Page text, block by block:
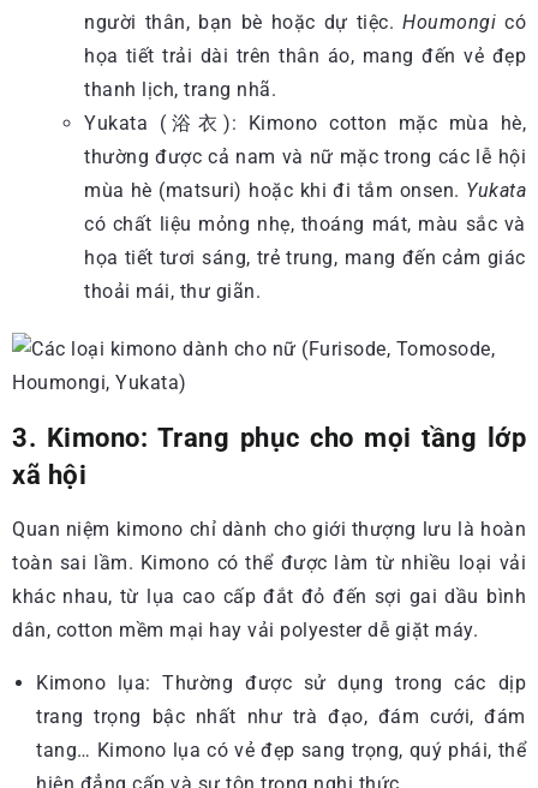
người thân, bạn bè hoặc dự tiệc. Houmongi có
họa tiết trải dài trên thân áo, mang đến vẻ đẹp
thanh lịch, trang nhã.
Yukata (浴衣): Kimono cotton mặc mùa hè,
thường được cả nam và nữ mặc trong các lễ hội
mùa hè (matsuri) hoặc khi đi tắm onsen. Yukata
có chất liệu mỏng nhẹ, thoáng mát, màu sắc và
họa tiết tươi sáng, trẻ trung, mang đến cảm giác
thoải mái, thư giãn.
3. Kimono: Trang phục cho mọi tầng lớp
xã hội
Quan niệm kimono chỉ dành cho giới thượng lưu là hoàn
toàn sai lầm. Kimono có thể được làm từ nhiều loại vải
khác nhau, từ lụa cao cấp đắt đỏ đến sợi gai dầu bình
dân, cotton mềm mại hay vải polyester dễ giặt máy.
Kimono lụa: Thường được sử dụng trong các dịp
trang trọng bậc nhất như trà đạo, đám cưới, đám
tang… Kimono lụa có vẻ đẹp sang trọng, quý phái, thể
hiện đẳng cấp và sự tôn trọng nghi thức.